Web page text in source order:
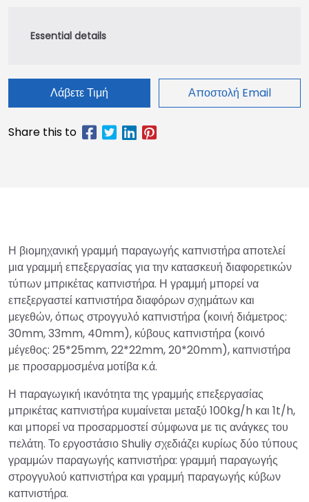
Λάβετε Τιμή Αποστολή Email
Η βιομηχανική γραμμή παραγωγής καπνιστήρα αποτελεί
μια γραμμή επεξεργασίας για την κατασκευή διαφορετικών
τύπων μπρικέτας καπνιστήρα. Η γραμμή μπορεί να
επεξεργαστεί καπνιστήρα διαφόρων σχημάτων και
μεγεθών, όπως στρογγυλό καπνιστήρα (κοινή διάμετρος:
30mm, 33mm, 40mm), κύβους καπνιστήρα (κοινό
μέγεθος: 25*25mm, 22*22mm, 20*20mm), καπνιστήρα
με προσαρμοσμένα μοτίβα κ.ά.
Η παραγωγική ικανότητα της γραμμής επεξεργασίας
μπρικέτας καπνιστήρα κυμαίνεται μεταξύ 100kg/h και 1t/h,
και μπορεί να προσαρμοστεί σύμφωνα με τις ανάγκες του
πελάτη. Το εργοστάσιο Shuliy σχεδιάζει κυρίως δύο τύπους
γραμμών παραγωγής καπνιστήρα: γραμμή παραγωγής
στρογγυλού καπνιστήρα και γραμμή παραγωγής κύβων
καπνιστήρα.